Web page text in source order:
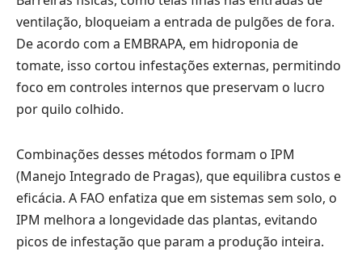
ventilação, bloqueiam a entrada de pulgões de fora.
De acordo com a EMBRAPA, em hidroponia de
tomate, isso cortou infestações externas, permitindo
foco em controles internos que preservam o lucro
por quilo colhido.
Combinações desses métodos formam o IPM
(Manejo Integrado de Pragas), que equilibra custos e
eficácia. A FAO enfatiza que em sistemas sem solo, o
IPM melhora a longevidade das plantas, evitando
picos de infestação que param a produção inteira.